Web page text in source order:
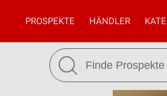
PROSPEKTE HÄNDLER